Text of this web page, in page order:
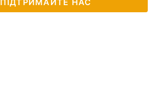
ПІДТРИМАЙТЕ НАС